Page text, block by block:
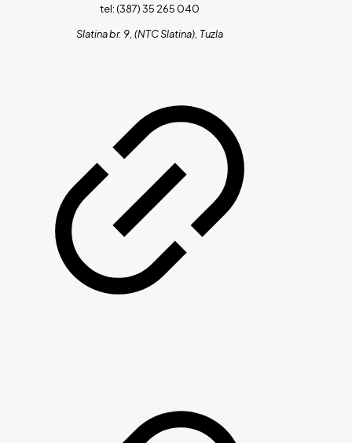
tel: (387) 35 265 040
Slatina br. 9, (NTC Slatina), Tuzla